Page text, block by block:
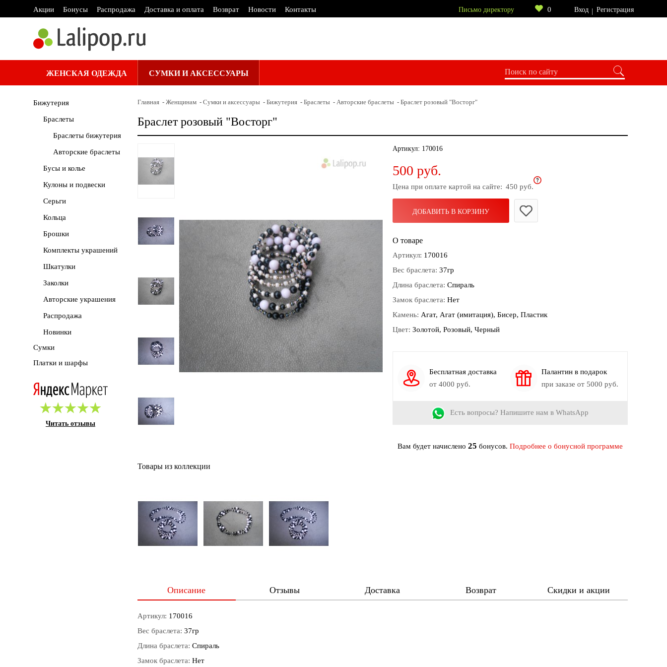
Акции Бонусы Распродажа Доставка и оплата Возврат Новости Контакты Письмо директору 0 Вход Регистрация
ЖЕНСКАЯ ОДЕЖДА СУМКИ И АКСЕССУАРЫ
Бижутерия
Браслеты
Браслеты бижутерия
Авторские браслеты
Бусы и колье
Кулоны и подвески
Серьги
Кольца
Брошки
Комплекты украшений
Шкатулки
Заколки
Авторские украшения
Распродажа
Новинки
Сумки
Платки и шарфы
Читать отзывы
Главная Женщинам Сумки и аксессуары Бижутерия Браслеты Авторские браслеты Браслет розовый "Восторг"
Браслет розовый "Восторг"
Артикул: 170016
500 руб.
Цена при оплате картой на сайте: 450 руб.
ДОБАВИТЬ В КОРЗИНУ
О товаре
Артикул: 170016
Вес браслета: 37гр
Длина браслета: Спираль
Замок браслета: Нет
Камень: Агат, Агат (имитация), Бисер, Пластик
Цвет: Золотой, Розовый, Черный
Бесплатная доставка
от 4000 руб.
Палантин в подарок
при заказе от 5000 руб.
Есть вопросы? Напишите нам в WhatsApp
Вам будет начислено 25 бонусов. Подробнее о бонусной программе
Товары из коллекции
Описание Отзывы Доставка Возврат Скидки и акции
Артикул: 170016
Вес браслета: 37гр
Длина браслета: Спираль
Замок браслета: Нет